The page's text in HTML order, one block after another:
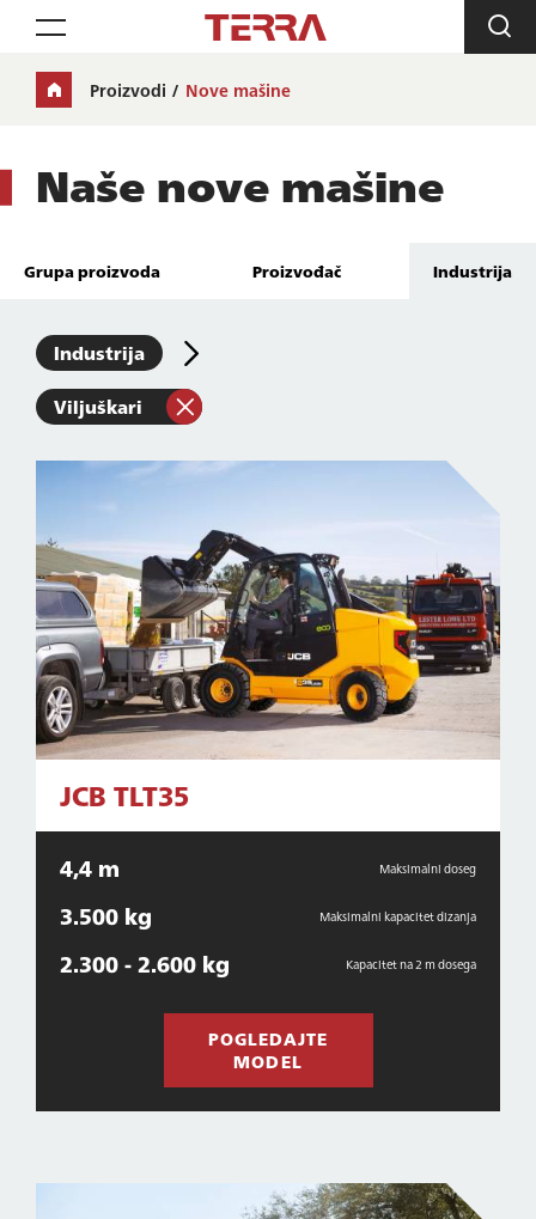
Toggle navigation
Proizvodi Nove mašine
Naše nove mašine
Grupa proizvoda Proizvođač Industrija
Industrija
Viljuškari
JCB TLT35
4,4 m Maksimalni doseg
3.500 kg Maksimalni kapacitet dizanja
2.300 - 2.600 kg Kapacitet na 2 m dosega
POGLEDAJTE
MODEL